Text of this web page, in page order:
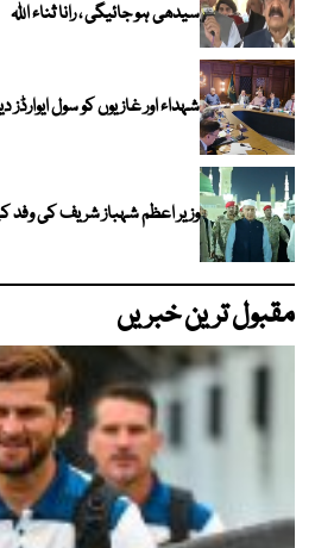
سیدھی ہو جائیگی ، رانا ثناء اللہ
شہداء اور غازیوں کو سول
وزیر اعظم شہباز شریف کی
مقبول ترین خبریں